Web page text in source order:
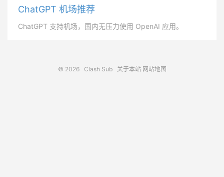
ChatGPT 机场推荐
ChatGPT 支持机场，国内无压力使用 OpenAI 应用。
© 2026 Clash Sub 关于本站 网站地图